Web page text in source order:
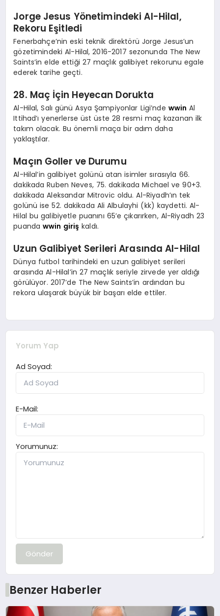
Jorge Jesus Yönetimindeki Al-Hilal,
Rekoru Eşitledi
Fenerbahçe’nin eski teknik direktörü Jorge Jesus’un
gözetimindeki Al-Hilal, 2016-2017 sezonunda The New
Saints’in elde ettiği 27 maçlık galibiyet rekorunu egale
ederek tarihe geçti.
28. Maç İçin Heyecan Dorukta
Al-Hilal, Salı günü Asya Şampiyonlar Ligi’nde wwin Al
Ittihad’ı yenerlerse üst üste 28 resmi maç kazanan ilk
takım olacak. Bu önemli maça bir adım daha
yaklaştılar.
Maçın Goller ve Durumu
Al-Hilal’in galibiyet golünü atan isimler sırasıyla 66.
dakikada Ruben Neves, 75. dakikada Michael ve 90+3.
dakikada Aleksandar Mitrovic oldu. Al-Riyadh’ın tek
golünü ise 52. dakikada Ali Albulayhi (kk) kaydetti. Al-
Hilal bu galibiyetle puanını 65’e çıkarırken, Al-Riyadh 23
puandawwin giriş kaldı.
Uzun Galibiyet Serileri Arasında Al-Hilal
Dünya futbol tarihindeki en uzun galibiyet serileri
arasında Al-Hilal’in 27 maçlık seriyle zirvede yer aldığı
görülüyor. 2017’de The New Saints’in ardından bu
rekora ulaşarak büyük bir başarı elde ettiler.
Yorum Yap
Ad Soyad:
E-Mail:
Yorumunuz:
Gönder
Benzer Haberler